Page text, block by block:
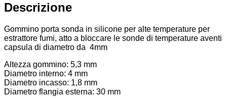
Descrizione
Gommino porta sonda in silicone per alte temperature per
estrattore fumi, atto a bloccare le sonde di temperature aventi
capsula di diametro da 4mm
Altezza gommino: 5,3 mm
Diametro interno: 4 mm
Diametro incasso: 1,8 mm
Diametro flangia esterna: 30 mm